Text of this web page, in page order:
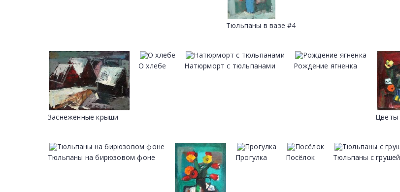
Тюльпаны в вазе #4
Заснеженные крыши
О хлебе Натюрморт с тюльпанами Рождение ягненка
Цветы
Тюльпаны на бирюзовом фоне Прогулка Посёлок Тюльпаны с грушей